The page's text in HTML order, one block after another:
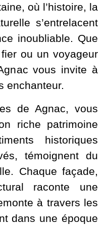
où l’histoire, la
s’entrelacent
inoubliable. Que
ou un voyageur
vous invite à
enchanteur.
de Agnac, vous
riche patrimoine
historiques
témoignent du
Chaque façade,
raconte une
à travers les
dans une époque